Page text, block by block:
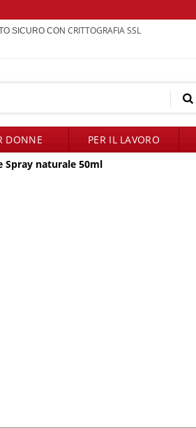
SICURO CON CRITTOGRAFIA SSL
DONNE PER IL LAVORO
Spray naturale 50ml